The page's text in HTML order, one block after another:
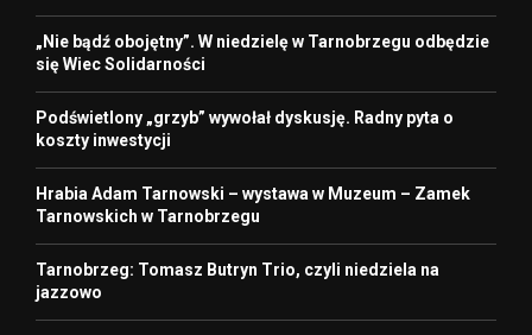
„Nie bądź obojętny”. W niedzielę w Tarnobrzegu odbędzie
się Wiec Solidarności
Podświetlony „grzyb” wywołał dyskusję. Radny pyta o
koszty inwestycji
Hrabia Adam Tarnowski – wystawa w Muzeum – Zamek
Tarnowskich w Tarnobrzegu
Tarnobrzeg: Tomasz Butryn Trio, czyli niedziela na
jazzowo